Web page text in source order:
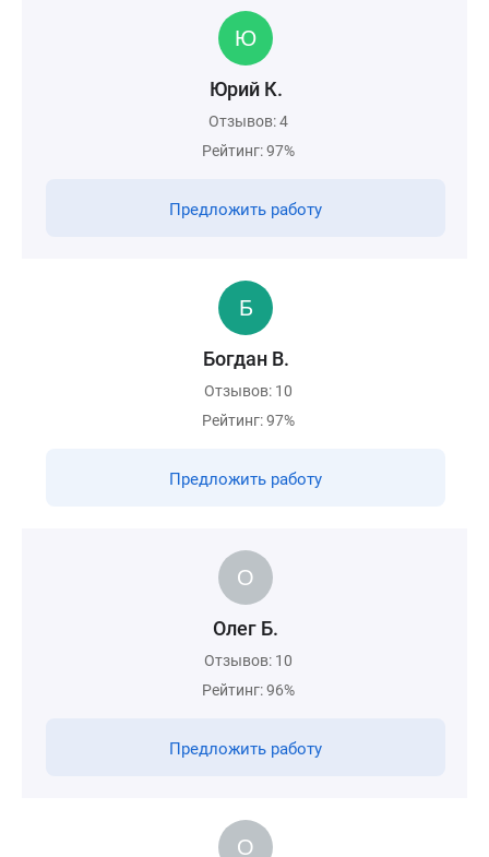
Юрий К.
Отзывов: 4
Рейтинг: 97%
Предложить работу
Богдан В.
Отзывов: 10
Рейтинг: 97%
Предложить работу
Олег Б.
Отзывов: 10
Рейтинг: 96%
Предложить работу